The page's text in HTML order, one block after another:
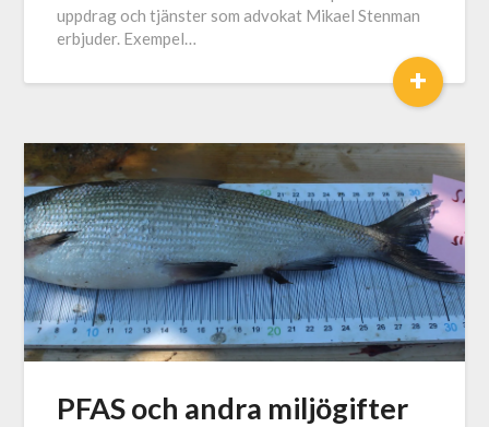
uppdrag och tjänster som advokat Mikael Stenman
erbjuder. Exempel…
+
PFAS och andra miljögifter